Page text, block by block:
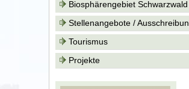
Biosphärengebiet Schwarzwald
Stellenangebote /
Tourismus
Projekte